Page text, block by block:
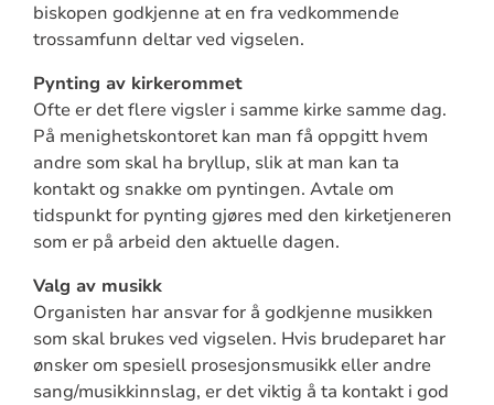
biskopen godkjenne at en fra vedkommende
trossamfunn deltar ved vigselen.
Pynting av kirkerommet
Ofte er det flere vigsler i samme kirke samme dag.
På menighetskontoret kan man få oppgitt hvem
andre som skal ha bryllup, slik at man kan ta
kontakt og snakke om pyntingen. Avtale om
tidspunkt for pynting gjøres med den kirketjeneren
som er på arbeid den aktuelle dagen.
Valg av musikk
Organisten har ansvar for å godkjenne musikken
som skal brukes ved vigselen. Hvis brudeparet har
ønsker om spesiell prosesjonsmusikk eller andre
sang/musikkinnslag, er det viktig å ta kontakt i god